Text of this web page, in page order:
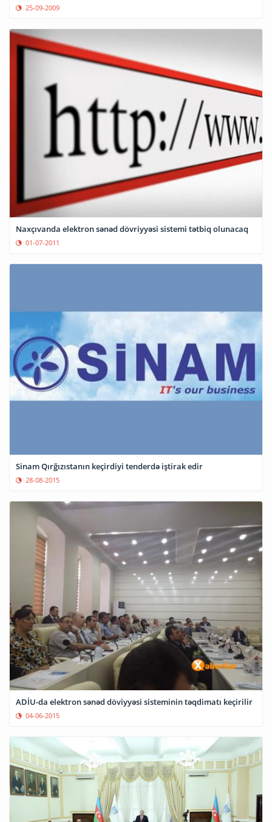
25-09-2009
Naxçıvanda elektron sənəd dövriyyəsi sistemi tətbiq olunacaq
01-07-2011
Sinam Qırğızıstanın keçirdiyi tenderdə iştirak edir
28-08-2015
ADİU-da elektron sənəd döviyyəsi sisteminin təqdimatı keçirilir
04-06-2015